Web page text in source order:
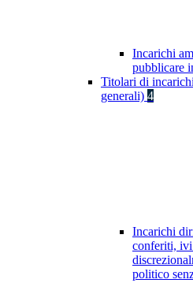
Incarichi
pubblicare
Titolari di
generali) 4
Incarichi
conferiti,
politico